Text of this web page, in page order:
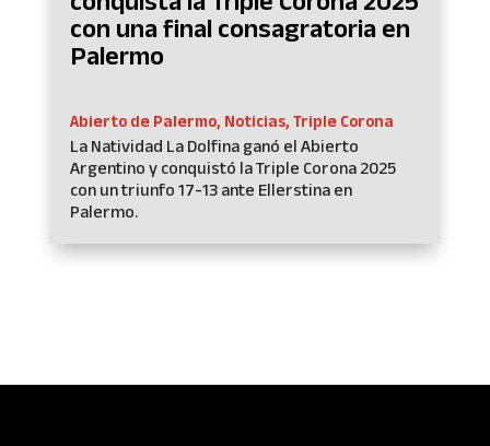
con una final consagratoria en
Palermo
Abierto de Palermo, Noticias, Triple Corona
La Natividad La Dolfina ganó el Abierto
Argentino y conquistó la Triple Corona 2025
con un triunfo 17-13 ante Ellerstina en
Palermo.